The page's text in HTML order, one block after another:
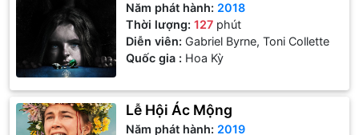
Năm phát hành: 2018
Thời lượng:127 phút
Diễn viên:Gabriel Byrne, Toni Collette
Quốc gia : Hoa Kỳ
Lễ Hội Ác Mộng
Năm phát hành: 2019